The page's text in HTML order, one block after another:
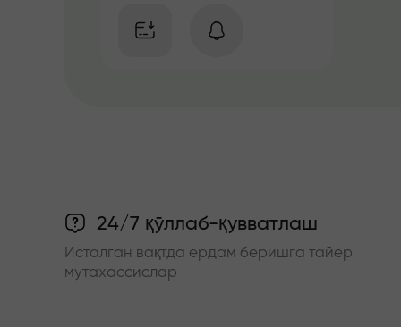
24/7 қўллаб-қувватлаш
Исталган вақтда ёрдам беришга тайёр
мутахассислар